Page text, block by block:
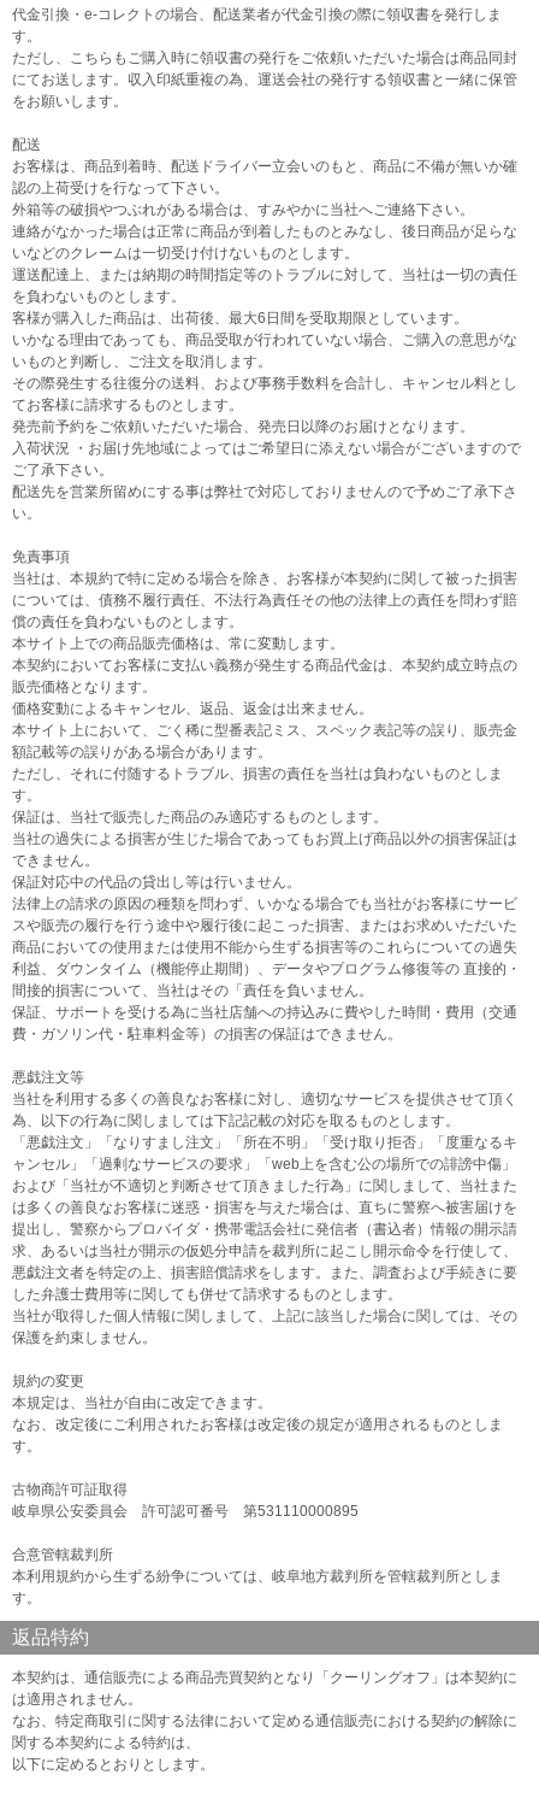
代金引換・e-コレクトの場合、配送業者が代金引換の際に領収書を発行しま
す。
ただし、こちらもご購入時に領収書の発行をご依頼いただいた場合は商品同封
にてお送します。収入印紙重複の為、運送会社の発行する領収書と一緒に保管
をお願いします。
配送
お客様は、商品到着時、配送ドライバー立会いのもと、商品に不備が無いか確
認の上荷受けを行なって下さい。
外箱等の破損やつぶれがある場合は、すみやかに当社へご連絡下さい。
連絡がなかった場合は正常に商品が到着したものとみなし、後日商品が足らな
いなどのクレームは一切受け付けないものとします。
運送配達上、または納期の時間指定等のトラブルに対して、当社は一切の責任
を負わないものとします。
客様が購入した商品は、出荷後、最大6日間を受取期限としています。
いかなる理由であっても、商品受取が行われていない場合、ご購入の意思がな
いものと判断し、ご注文を取消します。
その際発生する往復分の送料、および事務手数料を合計し、キャンセル料とし
てお客様に請求するものとします。
発売前予約をご依頼いただいた場合、発売日以降のお届けとなります。
入荷状況 ・お届け先地域によってはご希望日に添えない場合がございますので
ご了承下さい。
配送先を営業所留めにする事は弊社で対応しておりませんので予めご了承下さ
い。
免責事項
当社は、本規約で特に定める場合を除き、お客様が本契約に関して被った損害
については、債務不履行責任、不法行為責任その他の法律上の責任を問わず賠
償の責任を負わないものとします。
本サイト上での商品販売価格は、常に変動します。
本契約においてお客様に支払い義務が発生する商品代金は、本契約成立時点の
販売価格となります。
価格変動によるキャンセル、返品、返金は出来ません。
本サイト上において、ごく稀に型番表記ミス、スペック表記等の誤り、販売金
額記載等の誤りがある場合があります。
ただし、それに付随するトラブル、損害の責任を当社は負わないものとしま
す。
保証は、当社で販売した商品のみ適応するものとします。
当社の過失による損害が生じた場合であってもお買上げ商品以外の損害保証は
できません。
保証対応中の代品の貸出し等は行いません。
法律上の請求の原因の種類を問わず、いかなる場合でも当社がお客様にサービ
スや販売の履行を行う途中や履行後に起こった損害、またはお求めいただいた
商品においての使用または使用不能から生ずる損害等のこれらについての過失
利益、ダウンタイム（機能停止期間）、データやプログラム修復等の 直接的・
間接的損害について、当社はその「責任を負いません。
保証、サポートを受ける為に当社店舗への持込みに費やした時間・費用（交通
費・ガソリン代・駐車料金等）の損害の保証はできません。
悪戯注文等
当社を利用する多くの善良なお客様に対し、適切なサービスを提供させて頂く
為、以下の行為に関しましては下記記載の対応を取るものとします。
「悪戯注文」「なりすまし注文」「所在不明」「受け取り拒否」「度重なるキ
ャンセル」「過剰なサービスの要求」「web上を含む公の場所での誹謗中傷」
および「当社が不適切と判断させて頂きました行為」に関しまして、当社また
は多くの善良なお客様に迷惑・損害を与えた場合は、直ちに警察へ被害届けを
提出し、警察からプロバイダ・携帯電話会社に発信者（書込者）情報の開示請
求、あるいは当社が開示の仮処分申請を裁判所に起こし開示命令を行使して、
悪戯注文者を特定の上、損害賠償請求をします。また、調査および手続きに要
した弁護士費用等に関しても併せて請求するものとします。
当社が取得した個人情報に関しまして、上記に該当した場合に関しては、その
保護を約束しません。
規約の変更
本規定は、当社が自由に改定できます。
なお、改定後にご利用されたお客様は改定後の規定が適用されるものとしま
す。
古物商許可証取得
岐阜県公安委員会 許可認可番号 第531110000895
合意管轄裁判所
本利用規約から生ずる紛争については、岐阜地方裁判所を管轄裁判所としま
す。
返品特約
本契約は、通信販売による商品売買契約となり「クーリングオフ」は本契約に
は適用されません。
なお、特定商取引に関する法律において定める通信販売における契約の解除に
関する本契約による特約は、
以下に定めるとおりとします。